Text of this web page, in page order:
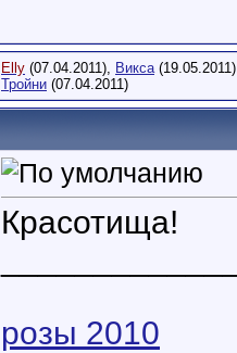
Elly (07.04.2011), Викса
Тройни (07.04.2011)
Красотища!
розы 2010